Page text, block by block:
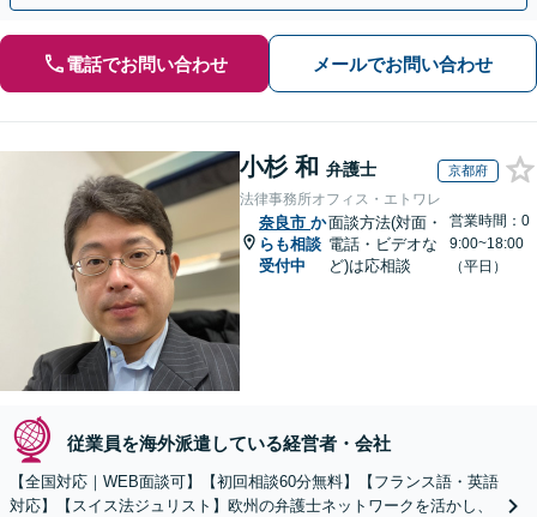
電話でお問い合わせ メールでお問い合わせ
小杉 和 弁護士 京都府
法律事務所オフィス・エトワレ
奈良市 か
らも相談
受付中
面談方法(対面・
電話・ビデオな
ど)は応相談
営業時間：0
9:00~18:00
（平日）
従業員を海外派遣している経営者・会社
【全国対応｜WEB面談可】【初回相談60分無料】【フランス語・英語
対応】【スイス法ジュリスト】欧州の弁護士ネットワークを活かし、